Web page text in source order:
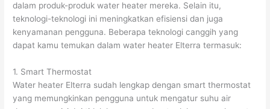
dalam produk-produk water heater mereka. Selain itu,
teknologi-teknologi ini meningkatkan efisiensi dan juga
kenyamanan pengguna. Beberapa teknologi canggih yang
dapat kamu temukan dalam water heater Elterra termasuk:
1. Smart Thermostat
Water heater Elterra sudah lengkap dengan smart thermostat
yang memungkinkan pengguna untuk mengatur suhu air